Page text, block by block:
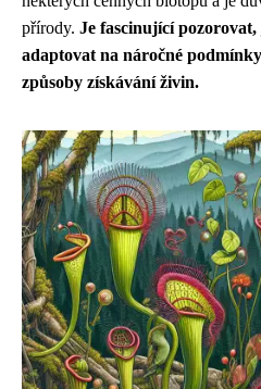
přírody. Je fascinující
adaptovat na náročné
způsoby získávání živin.